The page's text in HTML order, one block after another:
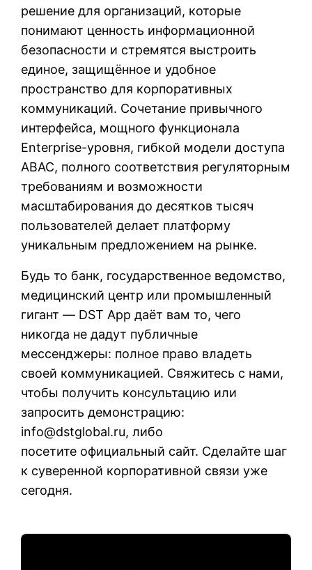
решение для организаций, которые
понимают ценность информационной
безопасности и стремятся выстроить
единое, защищённое и удобное
пространство для корпоративных
коммуникаций. Сочетание привычного
интерфейса, мощного функционала
Enterprise-уровня, гибкой модели доступа
ABAC, полного соответствия регуляторным
требованиям и возможности
масштабирования до десятков тысяч
пользователей делает платформу
уникальным предложением на рынке.
Будь то банк, государственное ведомство,
медицинский центр или промышленный
гигант — DST App даёт вам то, чего
никогда не дадут публичные
мессенджеры: полное право владеть
своей коммуникацией. Свяжитесь с нами,
чтобы получить консультацию или
запросить демонстрацию:
info@dstglobal.ru, либо
посетите официальный сайт. Сделайте шаг
к суверенной корпоративной связи уже
сегодня.